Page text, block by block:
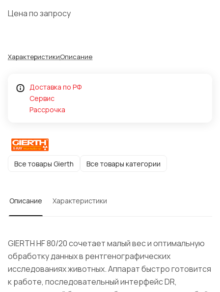
Цена по запросу
ХарактеристикиОписание
Доставка по РФ
Сервис
Рассрочка
Все товары Gierth Все товары категории
Описание Характеристики
GIERTH HF 80/20 сочетает малый вес и оптимальную
обработку данных в рентгенографических
исследованиях животных. Аппарат быстро готовится
к работе, последовательный интерфейс DR,